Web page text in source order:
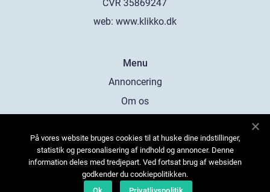
web: www.klikko.dk
Menu
Annoncering
Om os
Kontakt os
Sitemap
På vores website bruges cookies til at huske dine indstillinger,
statistik og personalisering af indhold og annoncer. Denne
information deles med tredjepart. Ved fortsat brug af websiden
godkender du cookiepolitikken.